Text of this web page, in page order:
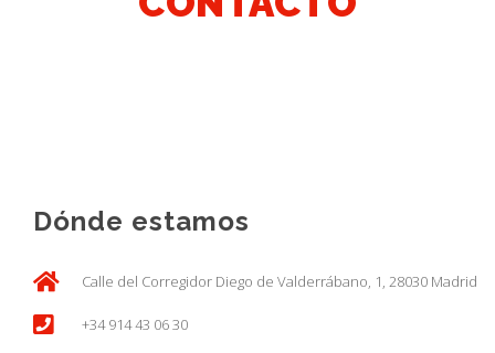
Dónde estamos
Calle del Corregidor Diego de Valderrábano, 1, 28030 Madrid
+34 914 43 06 30